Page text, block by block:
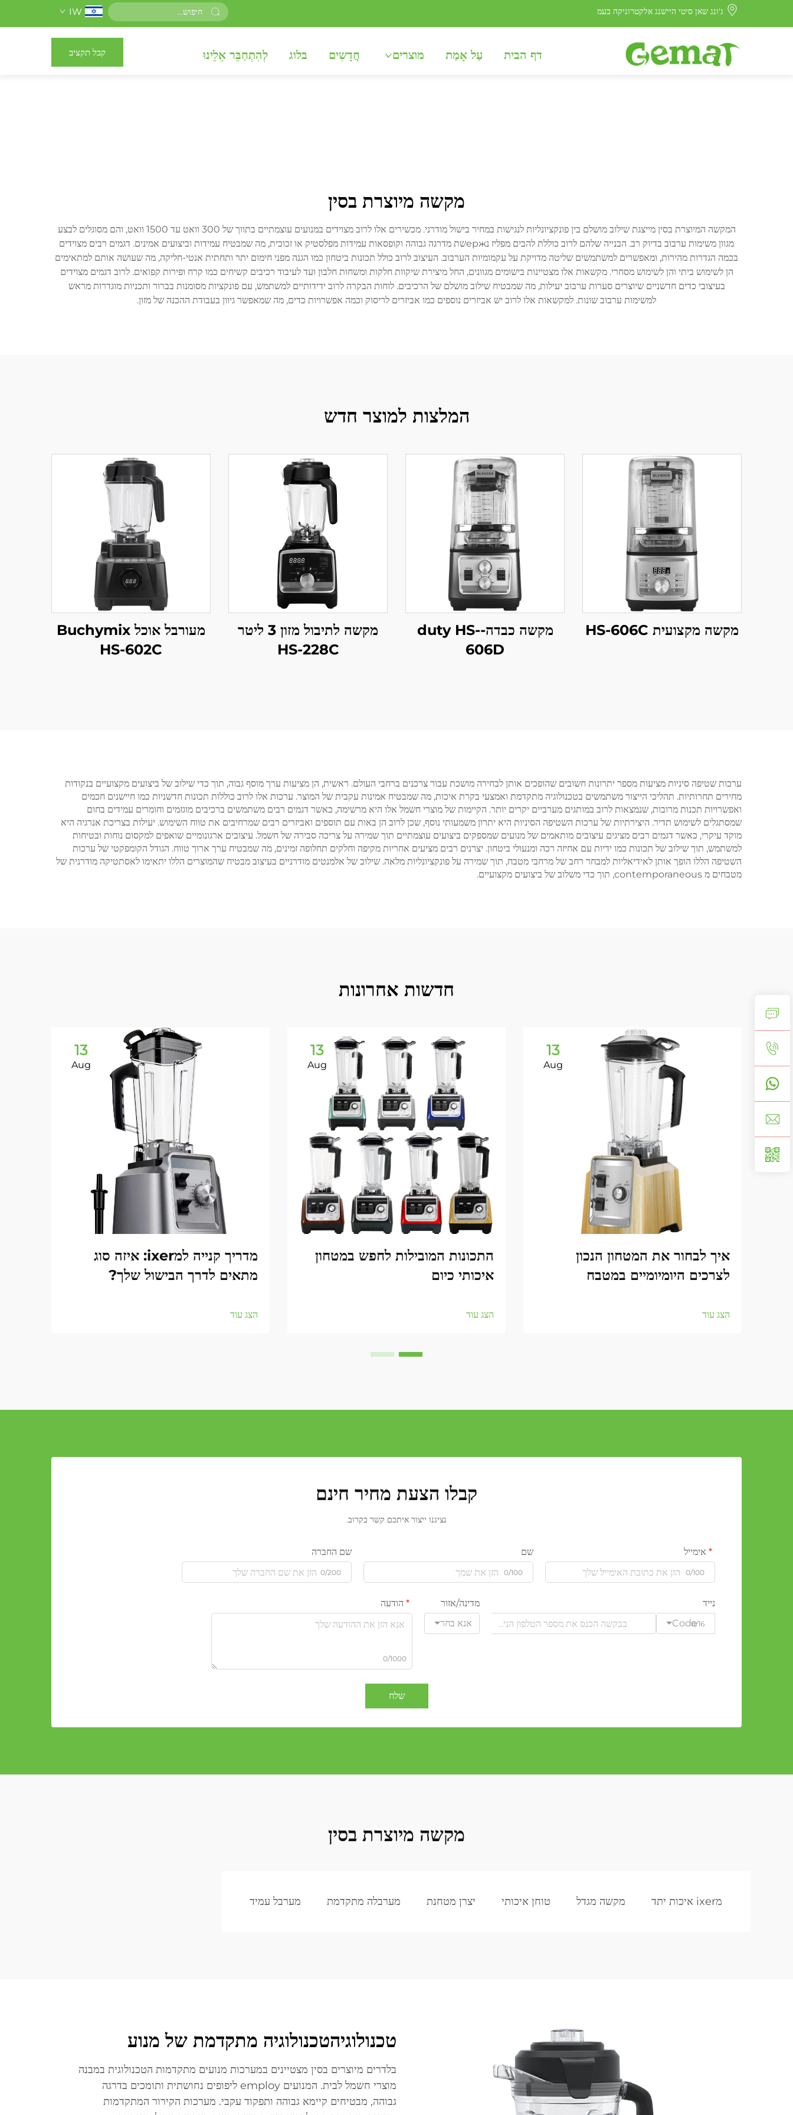
ג'ונג שאן סיטי היישנג אלקטרוניקה בעמ IW
דף הבית עַל אָמַת מוצרים חֲדָשִים בלוג לְהִתְחַבֵּר אֵלֵינוּ קבל תקציב
מקשה מיוצרת בסין
המקשה המיוצרת בסין מייצגת שילוב מושלם בין פונקציונליות לנגישות במחיר בישול מודרני. מכשירים אלו לרוב מצוידים במנועים עוצמתיים בתווך של 300 וואט עד 1500 וואט, והם מסוגלים לבצע
מגוון משימות ערבוב בדיוק רב. הבנייה שלהם לרוב כוללת להבים מפליז נержשת מדרגה גבוהה וקופסאות עמידות מפלסטיק או זכוכית, מה שמבטיח עמידות וביצועים אמינים. דגמים רבים מצוידים
בכמה הגדרות מהירות, ומאפשרים למשתמשים שליטה מדויקת על עקמומיות הערבוב. העיצוב לרוב כולל תכונות ביטחון כמו הגנה מפני חימום יתר ותחתית אנטי-חליקה, מה שעושה אותם למתאימים
הן לשימוש ביתי והן לשימוש מסחרי. מקשאות אלו מצטיינות בישומים מגוונים, החל מיצירת שיקוות חלקות ומשחות חלבון ועד לעיבוד רכיבים קשיחים כמו קרח ופירות קפואים. לרוב דגמים מצוידים
בעיצובי כדים חדשניים שיוצרים סערות ערבוב יעילות, מה שמבטיח שילוב מושלם של הרכיבים. לוחות הבקרה לרוב ידידותיים למשתמש, עם פונקציות מסומנות בברור ותכניות מוגדרות מראש
למשימות ערבוב שונות. למקשאות אלו לרוב יש אביזרים נוספים כמו אביזרים לריסוק וכמה אפשרויות כדים, מה שמאפשר גיוון בעבודת ההכנה של מזון.
המלצות למוצר חדש
מקשה מקצועית HS-606C
מקשה כבדה-duty HS-
606D
מקשה לתיבול מזון 3 ליטר
HS-228C
מעורבל אוכל Buchymix
HS-602C
ערכות שטיפה סיניות מציעות מספר יתרונות חשובים שהופכים אותן לבחירה מושכת עבור צרכנים ברחבי העולם. ראשית, הן מציעות ערך מוסף גבוה, תוך כדי שילוב של ביצועים מקצועיים בנקודות
מחירים תחרותיות. תהליכי הייצור משתמשים בטכנולוגיה מתקדמת ואמצעי בקרת איכות, מה שמבטיח אמינות עקבית של המוצר. ערכות אלו לרוב כוללות תכונות חדשניות כמו חיישנים חכמים
ואפשרויות תכנות מרובות, שנמצאות לרוב במותגים מערביים יקרים יותר. הקיימות של מוצרי חשמל אלו היא מרשימה, כאשר דגמים רבים משתמשים ברכיבים מוגזמים וחומרים עמידים בחום
שמסתגלים לשימוש תדיר. היצירתיות של ערכות השטיפה הסיניות היא יתרון משמעותי נוסף, שכן לרוב הן באות עם תוספים ואביזרים רבים שמרחיבים את טווח השימוש. יעילות בצריכת אנרגיה היא
מוקד עיקרי, כאשר דגמים רבים מציגים עיצובים מותאמים של מנועים שמספקים ביצועים עוצמתיים תוך שמירה על צריכה סבירה של חשמל. עיצובים ארגונומיים שואפים למקסום נוחות ובטיחות
למשתמש, תוך שילוב של תכונות כמו ידיות עם אחיזה רכה ומנעולי ביטחון. יצרנים רבים מציעים אחריות מקיפה וחלקים תחלופה זמינים, מה שמבטיח ערך ארוך טווח. הגודל הקומפקטי של ערכות
השטיפה הללו הופך אותן לאידיאליות למבחר רחב של מרחבי מטבח, תוך שמירה על פונקציונליות מלאה. שילוב של אלמנטים מודרניים בעיצוב מבטיח שהמוצרים הללו יתאימו לאסתטיקה מודרנית של
מטבחים מ contemporaneous, תוך כדי משלוב של ביצועים מקצועיים.
חדשות אחרונות
13
Aug
איך לבחור את המטחון הנכון
לצרכים היומיומיים במטבח
הצג עוד
13
Aug
התכונות המובילות לחפש במטחון
איכותי כיום
הצג עוד
13
Aug
מדריך קנייה למixer: איזה סוג
מתאים לדרך הבישול שלך?
הצג עוד
קבלו הצעת מחיר חינם
נציגנו ייצור איתכם קשר בקרוב.
אימייל
0/100
שם
0/100
שם החברה
0/200
נייד
Code0/16
מדינה/אזור
אנא בחר
הודעה
0/1000
שלח
מקשה מיוצרת בסין
מixer איכות יתד מקשה מגדל טוחן איכותי יצרן מטחנת מערבלה מתקדמת מערבל עמיד
טכנולוגיהטכנולוגיה מתקדמת של מנוע
בלדרים מיוצרים בסין מצטיינים במערכות מנועים מתקדמות הטכנולוגית במבנה
מוצרי חשמל לבית. המנועים employ ליפופים נחושתית ותומכים בדרגה
גבוהה, מבטיחים קיימא גבוהה ותפקוד עקבי. מערכות הקירור המתקדמות